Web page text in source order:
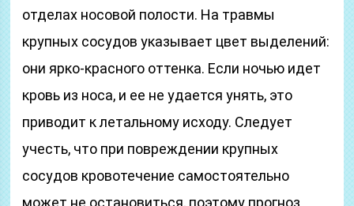
отделах носовой полости. На травмы
крупных сосудов указывает цвет выделений:
они ярко-красного оттенка. Если ночью идет
кровь из носа, и ее не удается унять, это
приводит к летальному исходу. Следует
учесть, что при повреждении крупных
сосудов кровотечение самостоятельно
может не остановиться, поэтому прогноз